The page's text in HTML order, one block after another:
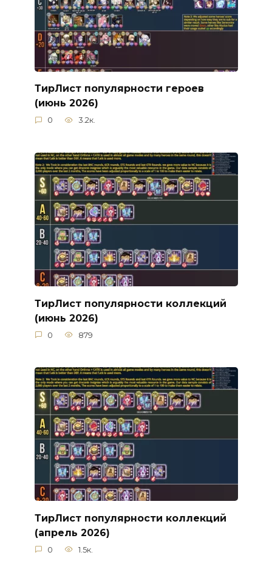
ТирЛист популярности героев
(июнь 2026)
0 3.2к.
ТирЛист популярности коллекций
(июнь 2026)
0 879
ТирЛист популярности коллекций
(апрель 2026)
0 1.5к.